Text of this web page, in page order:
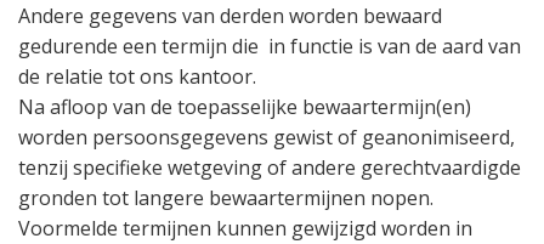
Andere gegevens van derden worden bewaard
gedurende een termijn die in functie is van de aard van
de relatie tot ons kantoor.
Na afloop van de toepasselijke bewaartermijn(en)
worden persoonsgegevens gewist of geanonimiseerd,
tenzij specifieke wetgeving of andere gerechtvaardigde
gronden tot langere bewaartermijnen nopen.
Voormelde termijnen kunnen gewijzigd worden in